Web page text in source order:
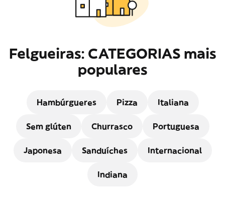
Felgueiras: CATEGORIAS mais
populares
Hambúrgueres Pizza Italiana
Sem glúten Churrasco Portuguesa
Japonesa Sanduíches Internacional
Indiana